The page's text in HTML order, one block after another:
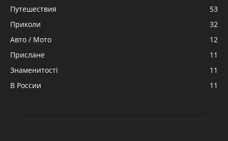
Путешествия
53
Приколи
32
Авто / Мото
12
Прислане
11
Знаменитості
11
В России
11